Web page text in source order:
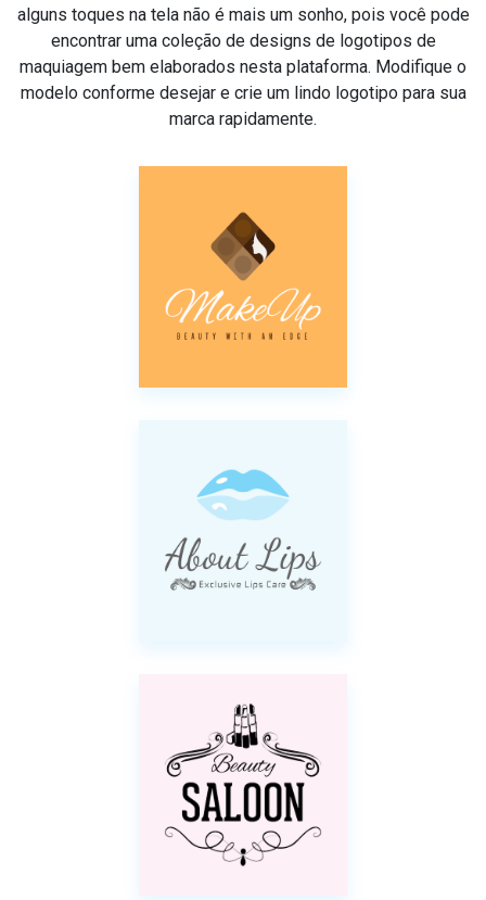
alguns toques na tela não é mais um sonho, pois você pode
encontrar uma coleção de designs de logotipos de
maquiagem bem elaborados nesta plataforma. Modifique o
modelo conforme desejar e crie um lindo logotipo para sua
marca rapidamente.